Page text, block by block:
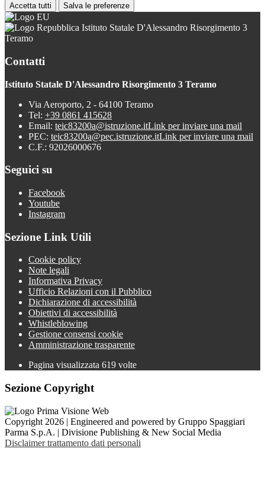
Accetta tutti Salva le preferenze
Istituto Statale D'Alessandro Risorgimento 3
Teramo
Contatti
Istituto Statale D'Alessandro Risorgimento 3 Teramo
Via Aeroporto, 2 - 64100 Teramo
Tel: +39 0861 415628
Email: teic83200a@istruzione.itLink per inviare una mail
PEC: teic83200a@pec.istruzione.itLink per inviare una mail
C.F.: 92026000676
Seguici su
Facebook
Youtube
Instagram
Sezione Link Utili
Cookie policy
Note legali
Informativa Privacy
Ufficio Relazioni con il Pubblico
Dichiarazione di accessibilità
Obiettivi di accessibilità
Whistleblowing
Gestione consensi cookie
Amministrazione trasparente
Pagina visualizzata 619 volte
Sezione Copyright
Copyright 2026 | Engineered and powered by Gruppo Spaggiari
Parma S.p.A. | Divisione Publishing & New Social Media
Disclaimer trattamento dati personali